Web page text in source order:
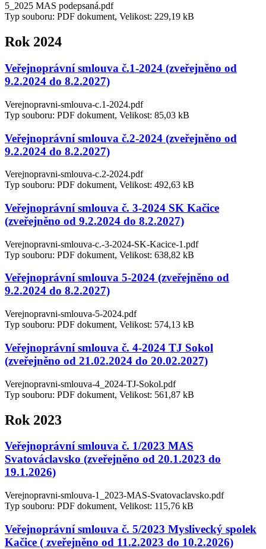
5_2025 MAS podepsaná.pdf
Typ souboru: PDF dokument, Velikost: 229,19 kB
Rok 2024
Veřejnoprávní smlouva č.1-2024 (zveřejněno od
9.2.2024 do 8.2.2027)
Verejnopravni-smlouva-c.1-2024.pdf
Typ souboru: PDF dokument, Velikost: 85,03 kB
Veřejnoprávní smlouva č.2-2024 (zveřejněno od
9.2.2024 do 8.2.2027)
Verejnopravni-smlouva-c.2-2024.pdf
Typ souboru: PDF dokument, Velikost: 492,63 kB
Veřejnoprávní smlouva č. 3-2024 SK Kačice
(zveřejněno od 9.2.2024 do 8.2.2027)
Verejnopravni-smlouva-c.-3-2024-SK-Kacice-1.pdf
Typ souboru: PDF dokument, Velikost: 638,82 kB
Veřejnoprávní smlouva 5-2024 (zveřejněno od
9.2.2024 do 8.2.2027)
Verejnopravni-smlouva-5-2024.pdf
Typ souboru: PDF dokument, Velikost: 574,13 kB
Veřejnoprávní smlouva č. 4-2024 TJ Sokol
(zveřejněno od 21.02.2024 do 20.02.2027)
Verejnopravni-smlouva-4_2024-TJ-Sokol.pdf
Typ souboru: PDF dokument, Velikost: 561,87 kB
Rok 2023
Veřejnoprávní smlouva č. 1/2023 MAS
Svatováclavsko (zveřejněno od 20.1.2023 do
19.1.2026)
Verejnopravni-smlouva-1_2023-MAS-Svatovaclavsko.pdf
Typ souboru: PDF dokument, Velikost: 115,76 kB
Veřejnoprávní smlouva č. 5/2023 Myslivecký spolek
Kačice ( zveřejněno od 11.2.2023 do 10.2.2026)